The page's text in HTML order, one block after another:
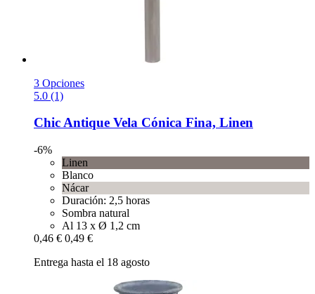
3 Opciones
5.0 (1)
Chic Antique Vela Cónica Fina, Linen
-6%
Linen
Blanco
Nácar
Duración: 2,5 horas
Sombra natural
Al 13 x Ø 1,2 cm
0,46 € 0,49 €
Entrega hasta el 18 agosto